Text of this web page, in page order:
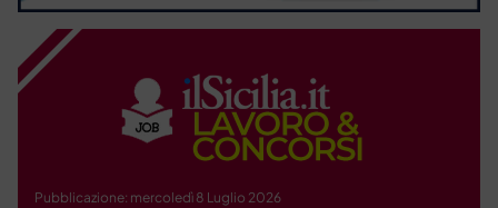
Pubblicazione: mercoledì 8 Luglio 2026